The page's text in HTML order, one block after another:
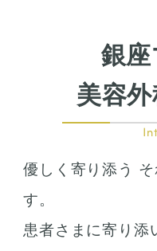
銀
美容
優しく寄り添う
す。
患者さまに寄り添